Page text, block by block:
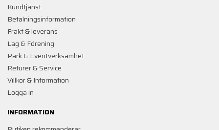
Kundtjänst
Betalningsinformation
Frakt & leverans
Lag & Förening
Park & Eventverksamhet
Returer & Service
Villkor & Information
Logga in
INFORMATION